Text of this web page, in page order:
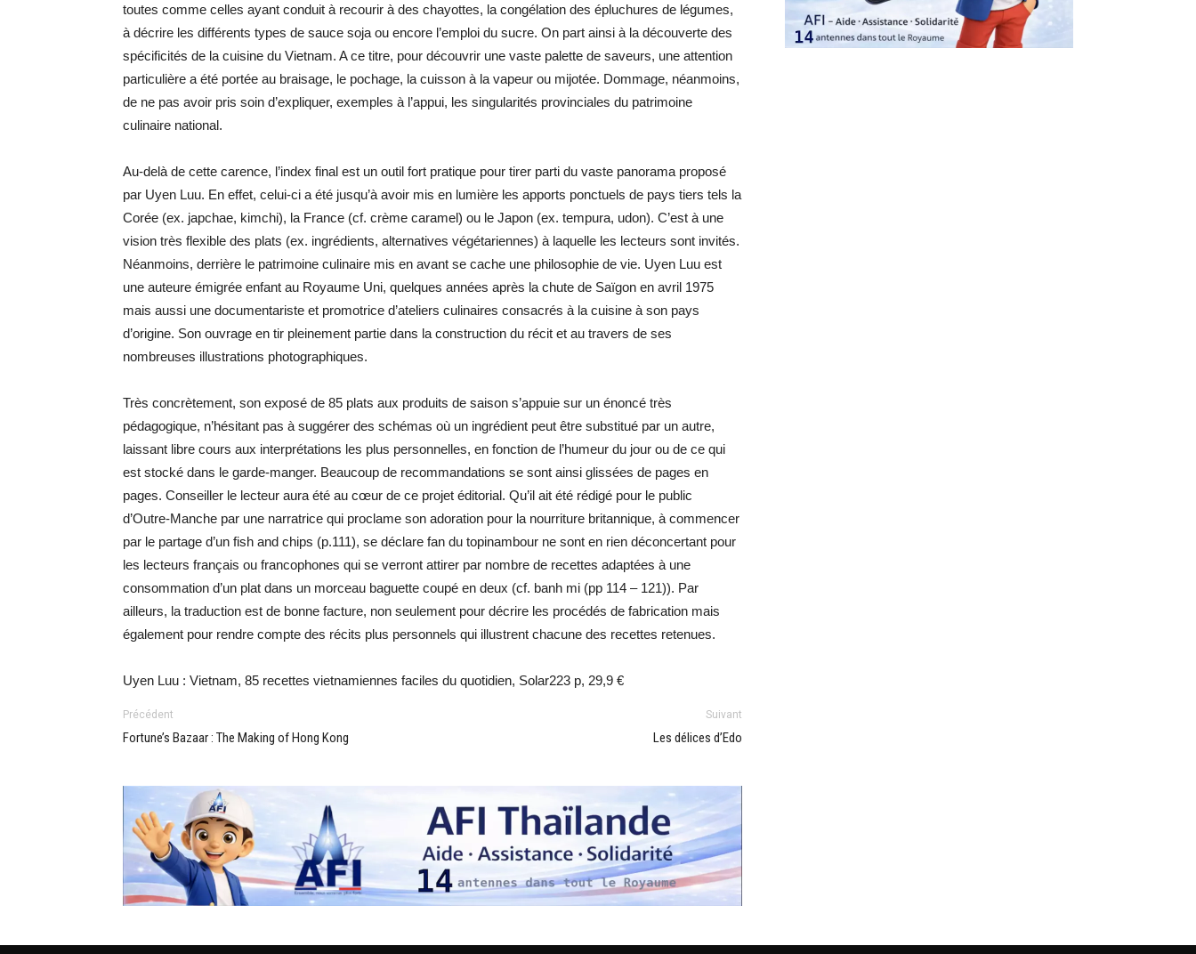
toutes comme celles ayant conduit à recourir à des chayottes, la congélation des épluchures de légumes,
à décrire les différents types de sauce soja ou encore l’emploi du sucre. On part ainsi à la découverte des
spécificités de la cuisine du Vietnam. A ce titre, pour découvrir une vaste palette de saveurs, une attention
particulière a été portée au braisage, le pochage, la cuisson à la vapeur ou mijotée. Dommage, néanmoins,
de ne pas avoir pris soin d’expliquer, exemples à l’appui, les singularités provinciales du patrimoine
culinaire national.
Au-delà de cette carence, l’index final est un outil fort pratique pour tirer parti du vaste panorama proposé
par Uyen Luu. En effet, celui-ci a été jusqu’à avoir mis en lumière les apports ponctuels de pays tiers tels la
Corée (ex. japchae, kimchi), la France (cf. crème caramel) ou le Japon (ex. tempura, udon). C’est à une
vision très flexible des plats (ex. ingrédients, alternatives végétariennes) à laquelle les lecteurs sont invités.
Néanmoins, derrière le patrimoine culinaire mis en avant se cache une philosophie de vie. Uyen Luu est
une auteure émigrée enfant au Royaume Uni, quelques années après la chute de Saïgon en avril 1975
mais aussi une documentariste et promotrice d’ateliers culinaires consacrés à la cuisine à son pays
d’origine. Son ouvrage en tir pleinement partie dans la construction du récit et au travers de ses
nombreuses illustrations photographiques.
Très concrètement, son exposé de 85 plats aux produits de saison s’appuie sur un énoncé très
pédagogique, n’hésitant pas à suggérer des schémas où un ingrédient peut être substitué par un autre,
laissant libre cours aux interprétations les plus personnelles, en fonction de l’humeur du jour ou de ce qui
est stocké dans le garde-manger. Beaucoup de recommandations se sont ainsi glissées de pages en
pages. Conseiller le lecteur aura été au cœur de ce projet éditorial. Qu’il ait été rédigé pour le public
d’Outre-Manche par une narratrice qui proclame son adoration pour la nourriture britannique, à commencer
par le partage d’un fish and chips (p.111), se déclare fan du topinambour ne sont en rien déconcertant pour
les lecteurs français ou francophones qui se verront attirer par nombre de recettes adaptées à une
consommation d’un plat dans un morceau baguette coupé en deux (cf. banh mi (pp 114 – 121)). Par
ailleurs, la traduction est de bonne facture, non seulement pour décrire les procédés de fabrication mais
également pour rendre compte des récits plus personnels qui illustrent chacune des recettes retenues.
Uyen Luu : Vietnam, 85 recettes vietnamiennes faciles du quotidien, Solar223 p, 29,9 €
Précédent
Fortune’s Bazaar : The Making of Hong Kong
Suivant
Les délices d’Edo